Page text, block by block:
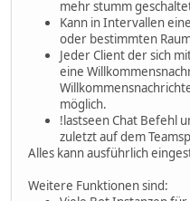
mehr stumm
Kann in Intervallen
oder bestimmten
Jeder Client der sich
eine
möglich.
!lastseen Chat Befehl
zuletzt auf dem
Alles kann ausführlich
Weitere Funktionen sind: